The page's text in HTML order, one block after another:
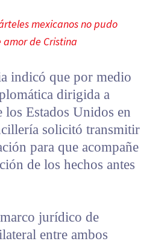
mexicanos no pudo
de Cristina
indicó que por medio
dirigida a
los Estados Unidos en
solicitó transmitir
para que acompañe
de los hechos antes
jurídico de
entre ambos